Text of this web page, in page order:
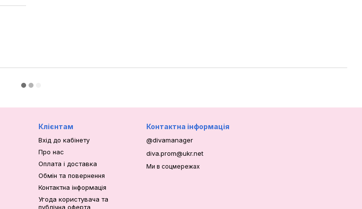
Клієнтам
Вхід до кабінету
Про нас
Оплата і доставка
Обмін та повернення
Контактна інформація
Угода користувача та
публічна оферта
Контактна інформація
@divamanager
diva.prom@ukr.net
Ми в соцмережах